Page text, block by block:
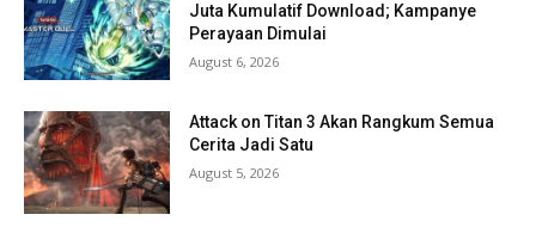
Juta Kumulatif Download; Kampanye
Perayaan Dimulai
August 6, 2026
Attack on Titan 3 Akan Rangkum Semua
Cerita Jadi Satu
August 5, 2026